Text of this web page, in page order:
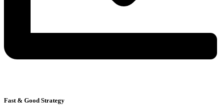
Fast & Good Strategy